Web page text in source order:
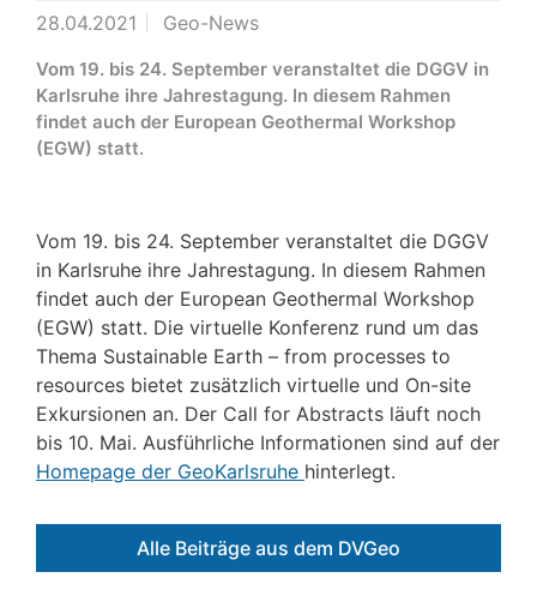
28.04.2021 Geo-News
Vom 19. bis 24. September veranstaltet die DGGV in
Karlsruhe ihre Jahrestagung. In diesem Rahmen
findet auch der European Geothermal Workshop
(EGW) statt.
Vom 19. bis 24. September veranstaltet die DGGV
in Karlsruhe ihre Jahrestagung. In diesem Rahmen
findet auch der European Geothermal Workshop
(EGW) statt. Die virtuelle Konferenz rund um das
Thema Sustainable Earth – from processes to
resources bietet zusätzlich virtuelle und On-site
Exkursionen an. Der Call for Abstracts läuft noch
bis 10. Mai. Ausführliche Informationen sind auf der
Homepage der GeoKarlsruhe hinterlegt.
Alle Beiträge aus dem DVGeo